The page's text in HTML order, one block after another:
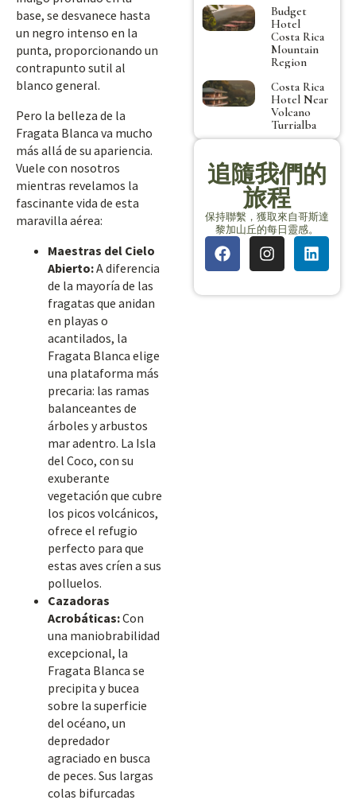
base, se desvanece hasta
un negro intenso en la
punta, proporcionando un
contrapunto sutil al
blanco general.
Pero la belleza de la
Fragata Blanca va mucho
más allá de su apariencia.
Vuele con nosotros
mientras revelamos la
fascinante vida de esta
maravilla aérea:
Maestras del Cielo
Abierto:A diferencia
de la mayoría de las
fragatas que anidan
en playas o
acantilados, la
Fragata Blanca elige
una plataforma más
precaria: las ramas
balanceantes de
árboles y arbustos
mar adentro. La Isla
del Coco, con su
exuberante
vegetación que cubre
los picos volcánicos,
ofrece el refugio
perfecto para que
estas aves críen a sus
polluelos.
Cazadoras
Acrobáticas:Con
una maniobrabilidad
excepcional, la
Fragata Blanca se
precipita y bucea
sobre la superficie
del océano, un
depredador
agraciado en busca
de peces. Sus largas
colas bifurcadas
Budget
Hotel
Costa Rica
Mountain
Region
Costa Rica
Hotel Near
Volcano
Turrialba
追隨我們的
旅程
保持聯繫，獲取來自哥斯達
黎加山丘的每日靈感。